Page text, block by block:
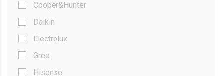
Cooper&Hunter
Daikin
Electrolux
Gree
Hisense